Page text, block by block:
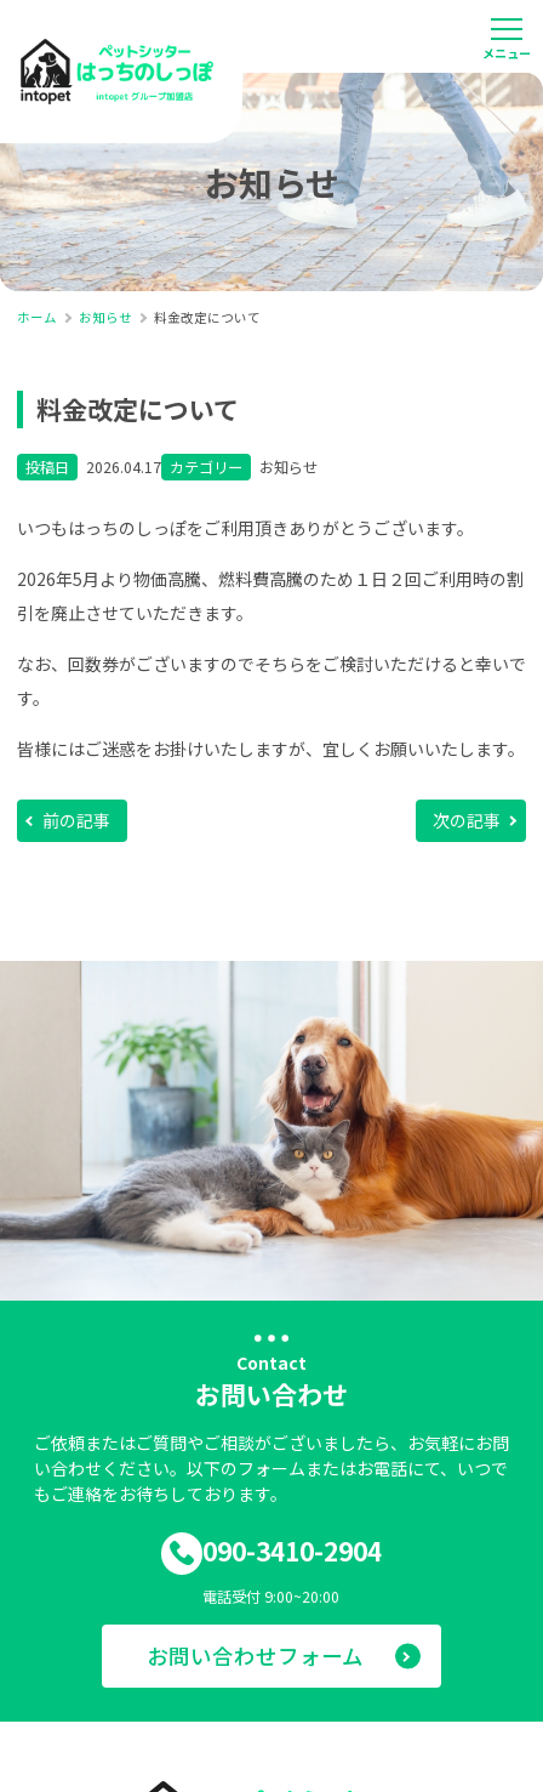
お知らせ
ホーム お知らせ 料金改定について
料金改定について
投稿日 2026.04.17 カテゴリー お知らせ
いつもはっちのしっぽをご利用頂きありがとうございます。
2026年5月より物価高騰、燃料費高騰のため１日２回ご利用時の割
引を廃止させていただきます。
なお、回数券がございますのでそちらをご検討いただけると幸いで
す。
皆様にはご迷惑をお掛けいたしますが、宜しくお願いいたします。
前の記事 次の記事
Contact
お問い合わせ
ご依頼またはご質問やご相談がございましたら、お気軽にお問
い合わせください。以下のフォームまたはお電話にて、いつで
もご連絡をお待ちしております。
090-3410-2904
電話受付 9:00~20:00
お問い合わせフォーム